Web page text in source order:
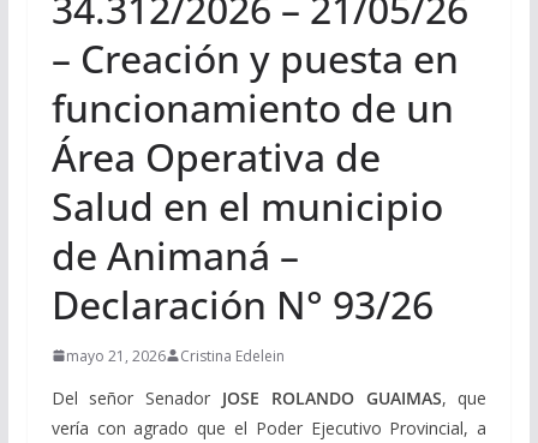
– Creación y puesta en
funcionamiento de un
Área Operativa de
Salud en el municipio
de Animaná –
Declaración N° 93/26
mayo 21, 2026 Cristina Edelein
Del señor Senador JOSE ROLANDO GUAIMAS, que
vería con agrado que el Poder Ejecutivo Provincial, a